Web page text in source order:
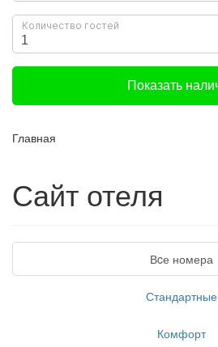
Главная
Сайт отеля
Вcе номера
Стандартные
Комфорт